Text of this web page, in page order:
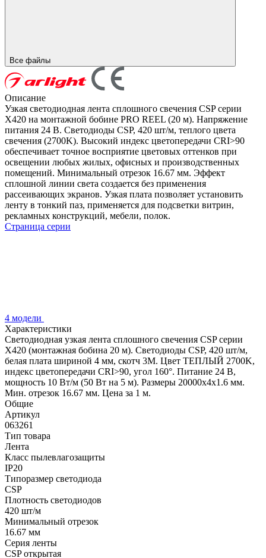
Все файлы
Описание
Узкая светодиодная лента сплошного свечения CSP серии
X420 на монтажной бобине PRO REEL (20 м). Напряжение
питания 24 В. Светодиоды CSP, 420 шт/м, теплого цвета
свечения (2700K). Высокий индекс цветопередачи CRI>90
обеспечивает точное восприятие цветовых оттенков при
освещении любых жилых, офисных и производственных
помещений. Минимальный отрезок 16.67 мм. Эффект
сплошной линии света создается без применения
рассеивающих экранов. Узкая плата позволяет установить
ленту в тонкий паз, применяется для подсветки витрин,
рекламных конструкций, мебели, полок.
Страница серии
4 модели
Характеристики
Светодиодная узкая лента сплошного свечения CSP серии
X420 (монтажная бобина 20 м). Светодиоды CSP, 420 шт/м,
белая плата шириной 4 мм, скотч 3M. Цвет ТЕПЛЫЙ 2700K,
индекс цветопередачи CRI>90, угол 160°. Питание 24 В,
мощность 10 Вт/м (50 Вт на 5 м). Размеры 20000х4х1.6 мм.
Мин. отрезок 16.67 мм. Цена за 1 м.
Общие
Артикул
063261
Тип товара
Лента
Класс пылевлагозащиты
IP20
Типоразмер светодиода
CSP
Плотность светодиодов
420 шт/м
Минимальный отрезок
16.67 мм
Серия ленты
CSP открытая